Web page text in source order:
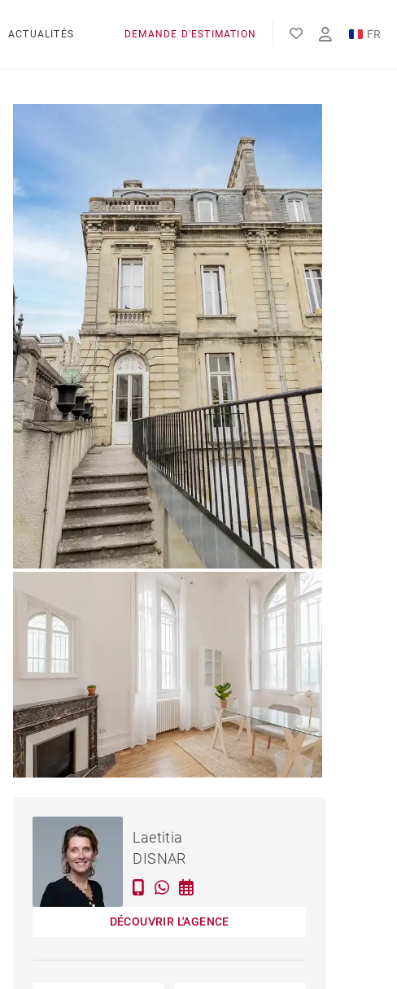
ACTUALITÉS DEMANDE D'ESTIMATION
FR
MAISON BORDEAUX - 319 M²
Laetitia
DISNAR
DÉCOUVRIR L'AGENCE